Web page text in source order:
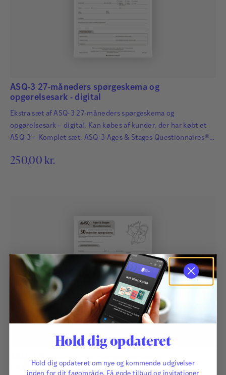
ASQ-3 27-måneders spørgeskema og
opgørelsesark - digital
Ekstra sæt af ASQ-3 27-måneders spørgeskema og
opgørelsesark – digital. Kan købes af kunder, der har købt et
ASQ-3 – Komplet sæt. ASQ-3 Ages & Stages Questionnaires®
hos småbørn. Det har afgørende betydning for børns fremtid,
250,00 kr.
opgørelsesark - digital
Hold dig opdateret
Hold dig opdateret om nye og kommende udgivelser